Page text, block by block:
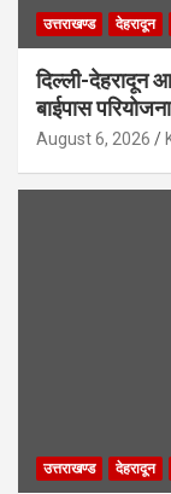
उत्तराखण्ड देहरादून
दिल्ली-देहरादून
बाईपास
August 6, 2026
उत्तराखण्ड देहरादून